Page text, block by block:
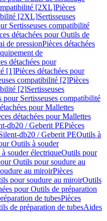
[2XL]Pièces
[2XL]Sertisseuses
Sertisseuses compatibilité
détachées pour Outils de
de pressionPièces détachées
de
détachées pour
[1]Pièces détachées pour
compatibilité [2]Pièces
[2]Sertisseuses
pour Sertisseuses compatibilité
pour Mallettes
détachées pour Mallettes
db20 / Geberit PEPièces
db20 / Geberit PEOutils à
Outils à souder
souder électriqueOutils pour
Outils pour soudure au
au miroirPièces
pour soudure au miroirOutils
pour Outils de préparation
de tubesPièces
de préparation de tubesAides